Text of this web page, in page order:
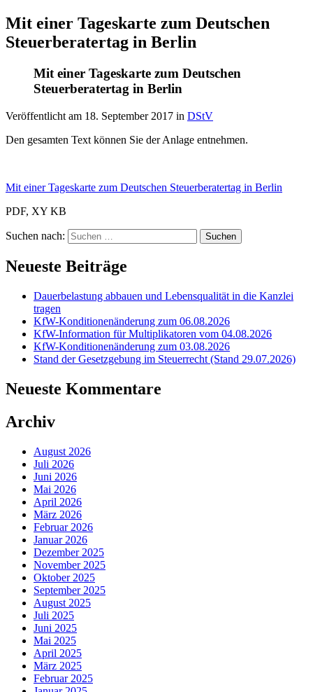
Mit einer Tageskarte zum Deutschen
Steuerberatertag in Berlin
Mit einer Tageskarte zum Deutschen
Steuerberatertag in Berlin
Veröffentlicht am 18. September 2017 in DStV
Den gesamten Text können Sie der Anlage entnehmen.
Mit einer Tageskarte zum Deutschen Steuerberatertag in Berlin
PDF, XY KB
Suchen nach:
Neueste Beiträge
Dauerbelastung abbauen und Lebensqualität in die Kanzlei
tragen
KfW-Konditionenänderung zum 06.08.2026
KfW-Information für Multiplikatoren vom 04.08.2026
KfW-Konditionenänderung zum 03.08.2026
Stand der Gesetzgebung im Steuerrecht (Stand 29.07.2026)
Neueste Kommentare
Archiv
August 2026
Juli 2026
Juni 2026
Mai 2026
April 2026
März 2026
Februar 2026
Januar 2026
Dezember 2025
November 2025
Oktober 2025
September 2025
August 2025
Juli 2025
Juni 2025
Mai 2025
April 2025
März 2025
Februar 2025